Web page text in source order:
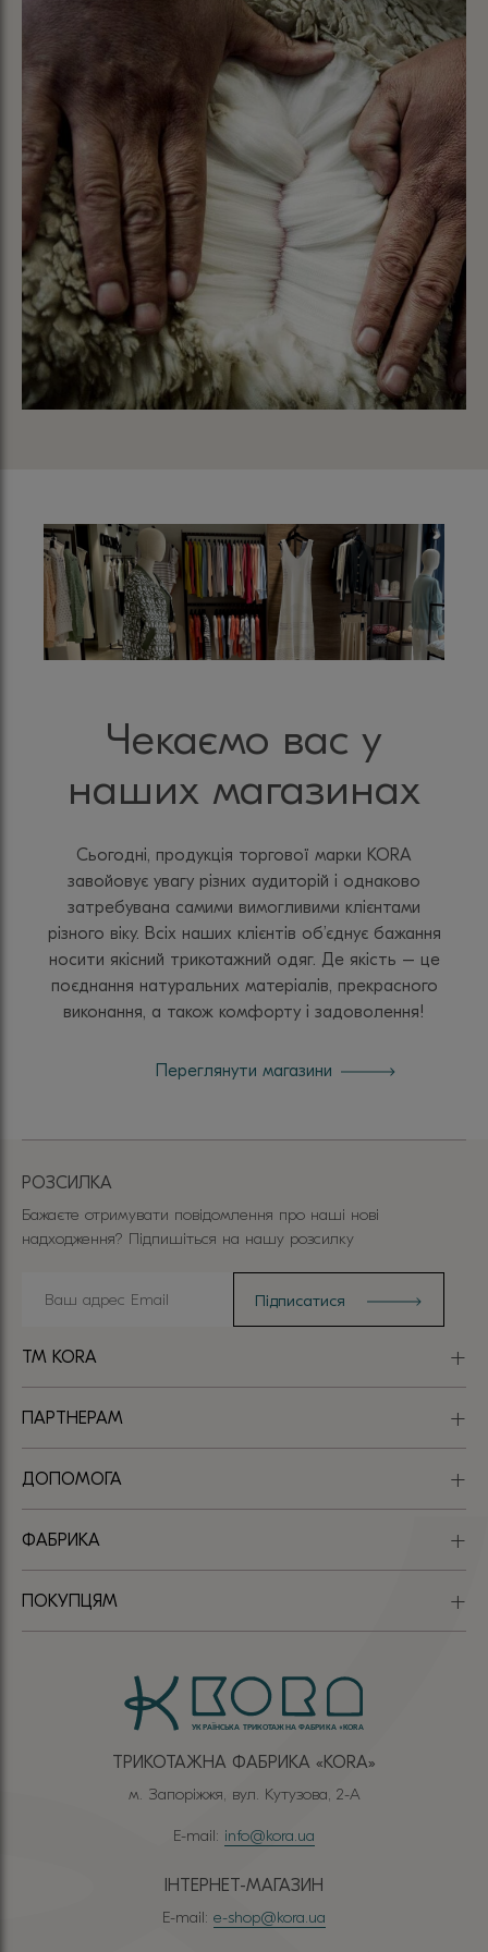
Чекаємо вас у
наших магазинах
Сьогодні, продукція торгової марки KORA
завойовує увагу різних аудиторій і однаково
затребувана самими вимогливими клієнтами
різного віку. Всіх наших клієнтів об’єднує бажання
носити якісний трикотажний одяг. Де якість – це
поєднання натуральних матеріалів, прекрасного
виконання, а також комфорту і задоволення!
Переглянути магазини
ТРИКОТАЖНА ФАБРИКА «КОRА»
м. Запоріжжя, вул. Кутузова, 2-А
E-mail: info@kora.ua
ІНТЕРНЕТ-МАГАЗИН
E-mail: e-shop@kora.ua
TM KORA
ПАРТНЕРАМ
ДОПОМОГА
ФАБРИКА
ПОКУПЦЯМ
РОЗСИЛКА
Бажаєте отримувати повідомлення про наші нові
надходження? Підпишіться на нашу розсилку